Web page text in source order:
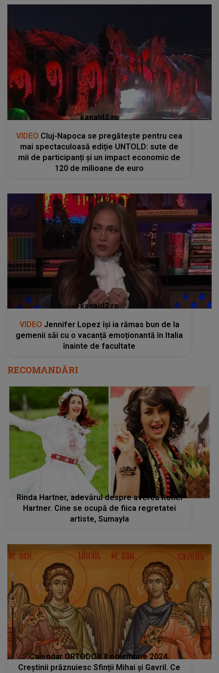
kanald2.ro
VIDEO Cluj-Napoca se pregătește pentru cea
mai spectaculoasă ediție UNTOLD: sute de
mii de participanți și un impact economic de
120 de milioane de euro
kanald2.ro
VIDEO Jennifer Lopez își ia rămas bun de la
gemenii săi cu o vacanță emoționantă în Italia
înainte de facultate
RECOMANDĂRI
Rinda Hartner, adevărul despre averea Ronei
Hartner. Cine se ocupă de fiica regretatei
artiste, Sumayla
Calendar ORTODOX 8 noiembrie 2024.
Creștinii prăznuiesc Sfinții Mihai și Gavril. Ce